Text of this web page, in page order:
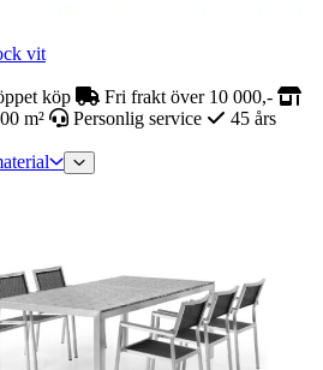
vit
köp
Fri frakt över 10 000,-
m²
Personlig service
45 års